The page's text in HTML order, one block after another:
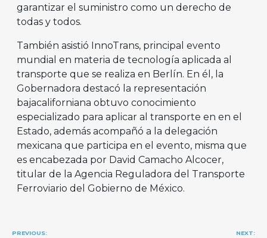
garantizar el suministro como un derecho de
todas y todos.
También asistió InnoTrans, principal evento
mundial en materia de tecnología aplicada al
transporte que se realiza en Berlín. En él, la
Gobernadora destacó la representación
bajacaliforniana obtuvo conocimiento
especializado para aplicar al transporte en en el
Estado, además acompañó a la delegación
mexicana que participa en el evento, misma que
es encabezada por David Camacho Alcocer,
titular de la Agencia Reguladora del Transporte
Ferroviario del Gobierno de México.
Navegación
PREVIOUS: NEXT: